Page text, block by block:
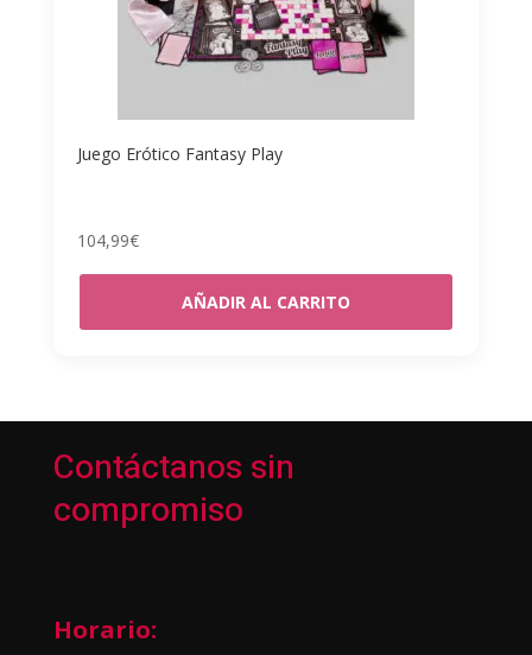
Juego Erótico Fantasy Play
104,99€
AÑADIR AL CARRITO
Contáctanos sin
compromiso
Horario: